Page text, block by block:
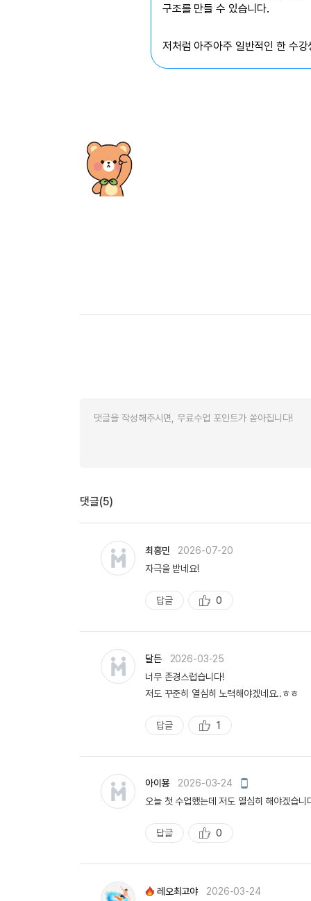
구조를 만들 수 있습니다.
저처럼 아주아주 일반적인 한 수
댓글(5)
최홍민
2026-07-20
자극을 받네요!
답글
추
천
0
달든
2026-03-25
너무 존경스럽습니다!
저도 꾸준히 열심히 노력해야겠네요..ㅎㅎ
답글
추
1
아이묭 2026-03-24
모
바
일
오늘 첫 수업했는데 저도 열심히 해야겠습니
답글
추
천
0
레오최고야
2026-03-24